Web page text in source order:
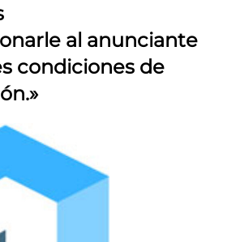
al anunciante
condiciones de